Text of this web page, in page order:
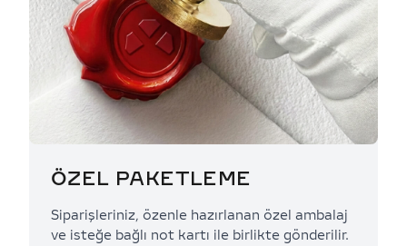
ÖZEL PAKETLEME
Siparişleriniz, özenle hazırlanan özel ambalaj
ve isteğe bağlı not kartı ile birlikte gönderilir.